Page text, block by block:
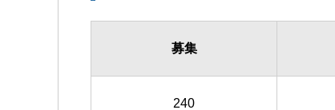
募集
240